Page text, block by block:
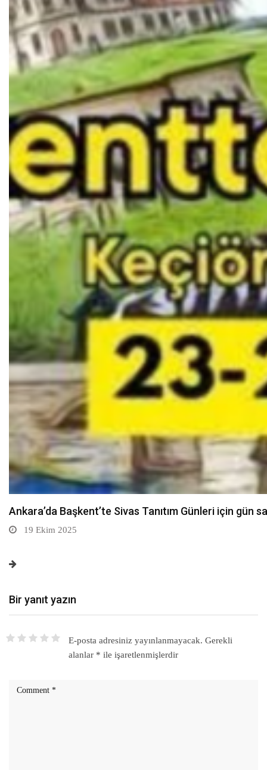
CHP Kocaeli Kongresi’nde basına saldırı gerginliği –
19 Ekim 2025
Bir yanıt yazın
E-posta adresiniz yayınlanmayacak. Gerekli
alanlar * ile işaretlenmişlerdir